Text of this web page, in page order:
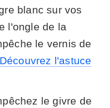
blanc sur vos
l'ongle de la
le vernis de
Découvrez l'astuce
le givre de